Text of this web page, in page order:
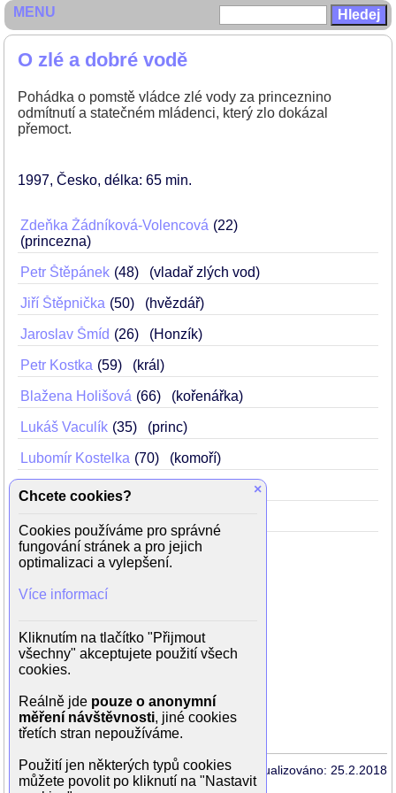
O zlé a dobré vodě
Pohádka o pomstě vládce zlé vody za princeznino
odmítnutí a statečném mládenci, který zlo dokázal
přemoct.
1997 Česko délka: 65 min
Zdeňka Žádníková-Volencová
22
(princezna)
Petr Štěpánek 48 (vladař zlých vod)
Jiří Štěpnička 50 (hvězdář)
Jaroslav Šmíd 26 (Honzík)
Petr Kostka 59 (král)
Blažena Holišová 66 (kořenářka)
Lukáš Vaculík 35 (princ)
Lubomír Kostelka 70 (komoří)
Valerie Zawadská
Produkce: Jan Peška
Hudba: Vadim Petrov
Dále hrají:
Karel Hanc (loutkoherec)
Miloš Zídek (loutkoherec)
Aktualizováno: 25.2.2018
MENU
×
Chcete cookies?
Cookies používáme pro správné
fungování stránek a pro jejich
optimalizaci a vylepšení.
Více informací
Kliknutím na tlačítko "Přijmout
všechny" akceptujete použití všech
cookies.
Reálně jde pouze o anonymní
měření návštěvnosti, jiné cookies
třetích stran nepoužíváme.
Použití jen některých typů cookies
můžete povolit po kliknutí na "Nastavit